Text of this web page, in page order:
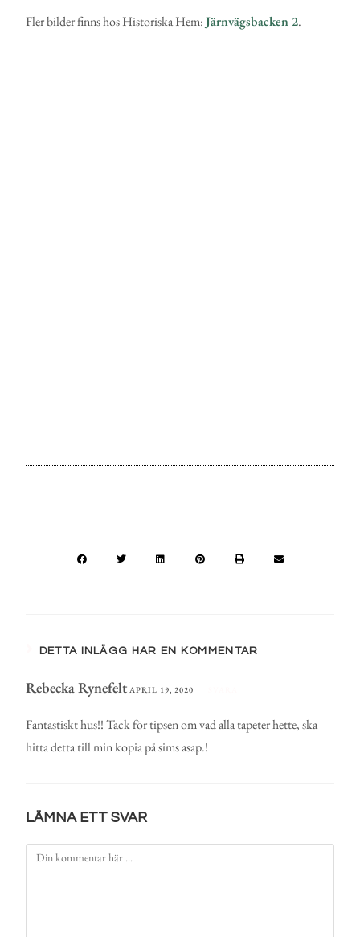
Fler bilder finns hos Historiska Hem:Järnvägsbacken 2.
DETTA INLÄGG HAR EN KOMMENTAR
Rebecka Rynefelt APRIL 19, 2020
Fantastiskt hus!! Tack för tipsen om vad alla tapeter hette, ska
hitta detta till min kopia på sims asap.!
LÄMNA ETT SVAR